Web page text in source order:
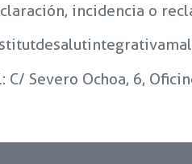
incidencia o
C/ Severo Ochoa, 6,